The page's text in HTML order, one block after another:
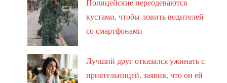
Полицейские переодеваются
кустами, чтобы ловить водителей
со смартфонами
Лучший друг отказался ужинать с
приятельницей, заявив, что он ей